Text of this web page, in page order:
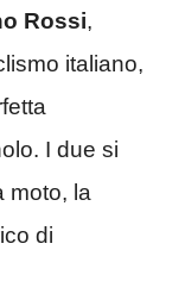
Rossi,
italiano,
I due si
moto, la
di